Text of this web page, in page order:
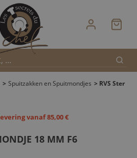
> Spuitzakken en Spuitmondjes > RVS Ster
vanaf 85,00 €
18 MM F6